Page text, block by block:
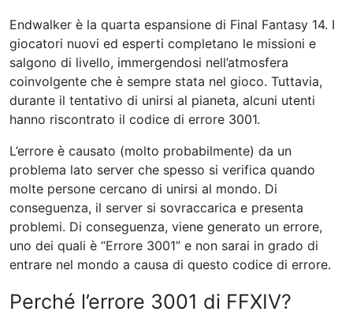
Endwalker è la quarta espansione di Final Fantasy 14. I
giocatori nuovi ed esperti completano le missioni e
salgono di livello, immergendosi nell’atmosfera
coinvolgente che è sempre stata nel gioco. Tuttavia,
durante il tentativo di unirsi al pianeta, alcuni utenti
hanno riscontrato il codice di errore 3001.
L’errore è causato (molto probabilmente) da un
problema lato server che spesso si verifica quando
molte persone cercano di unirsi al mondo. Di
conseguenza, il server si sovraccarica e presenta
problemi. Di conseguenza, viene generato un errore,
uno dei quali è “Errore 3001” e non sarai in grado di
entrare nel mondo a causa di questo codice di errore.
Perché l’errore 3001 di FFXIV?